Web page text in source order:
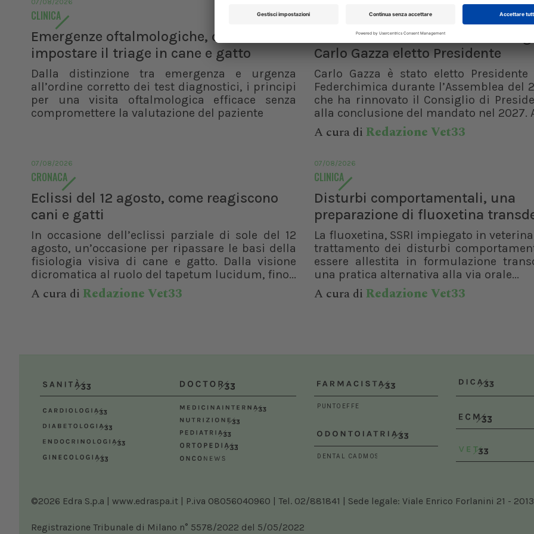
07/08/2026
CLINICA
Emergenze oftalmologiche, come
impostare il triage in cane e gatto
Dalla distinzione tra emergenza e urgenza
all’ordine corretto dei test diagnostici, i principi
per una visita oftalmologica efficace senza
compromettere la valutazione del paziente
07/08/2026
AISA-Federchimica, nuovo
Carlo Gazza eletto Presidente
Carlo Gazza è stato eletto Presidente
Federchimica durante l’Assemblea del
che ha rinnovato il Consiglio di
alla conclusione del mandato nel 2027.
A cura di Redazione Vet33
07/08/2026
CRONACA
Eclissi del 12 agosto, come reagiscono
cani e gatti
In occasione dell’eclissi parziale di sole del 12
agosto, un’occasione per ripassare le basi della
fisiologia visiva di cane e gatto. Dalla visione
dicromatica al ruolo del tapetum lucidum, fino...
A cura di Redazione Vet33
07/08/2026
CLINICA
Disturbi comportamentali, una
preparazione di fluoxetina
La fluoxetina, SSRI impiegato in
trattamento dei disturbi
essere allestita in formulazione
una pratica alternativa alla via orale...
A cura di Redazione Vet33
XXI Congresso
Nazionale UNISVET
Bologna (BO)
Pillole in
10/10/2026
©2026 Edra S.p.a | www.edraspa.it | P.iva 08056040960 | Tel. 02/881841 | Sede legale: Viale Enrico Forlanini 21 -
Registrazione Tribunale di Milano n° 5578/2022 del 5/05/2022